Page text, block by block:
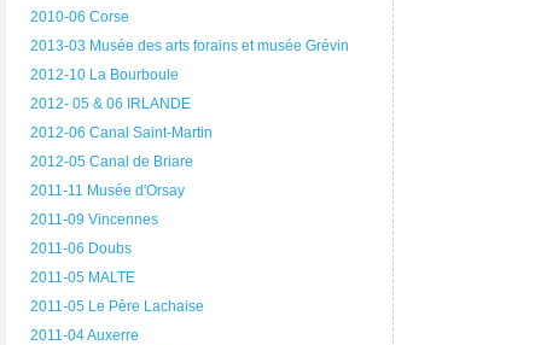
2010-06 Corse
2013-03 Musée des arts forains et musée Grévin
2012-10 La Bourboule
2012- 05 & 06 IRLANDE
2012-06 Canal Saint-Martin
2012-05 Canal de Briare
2011-11 Musée d'Orsay
2011-09 Vincennes
2011-06 Doubs
2011-05 MALTE
2011-05 Le Père Lachaise
2011-04 Auxerre